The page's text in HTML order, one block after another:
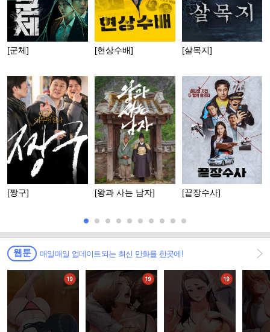
[군체] [현상수배] [살목지]
[짱구] [왕과 사는 남자] [끝장수사]
웹툰 매일매일 업데이트되는 최신 만화를 한곳에!